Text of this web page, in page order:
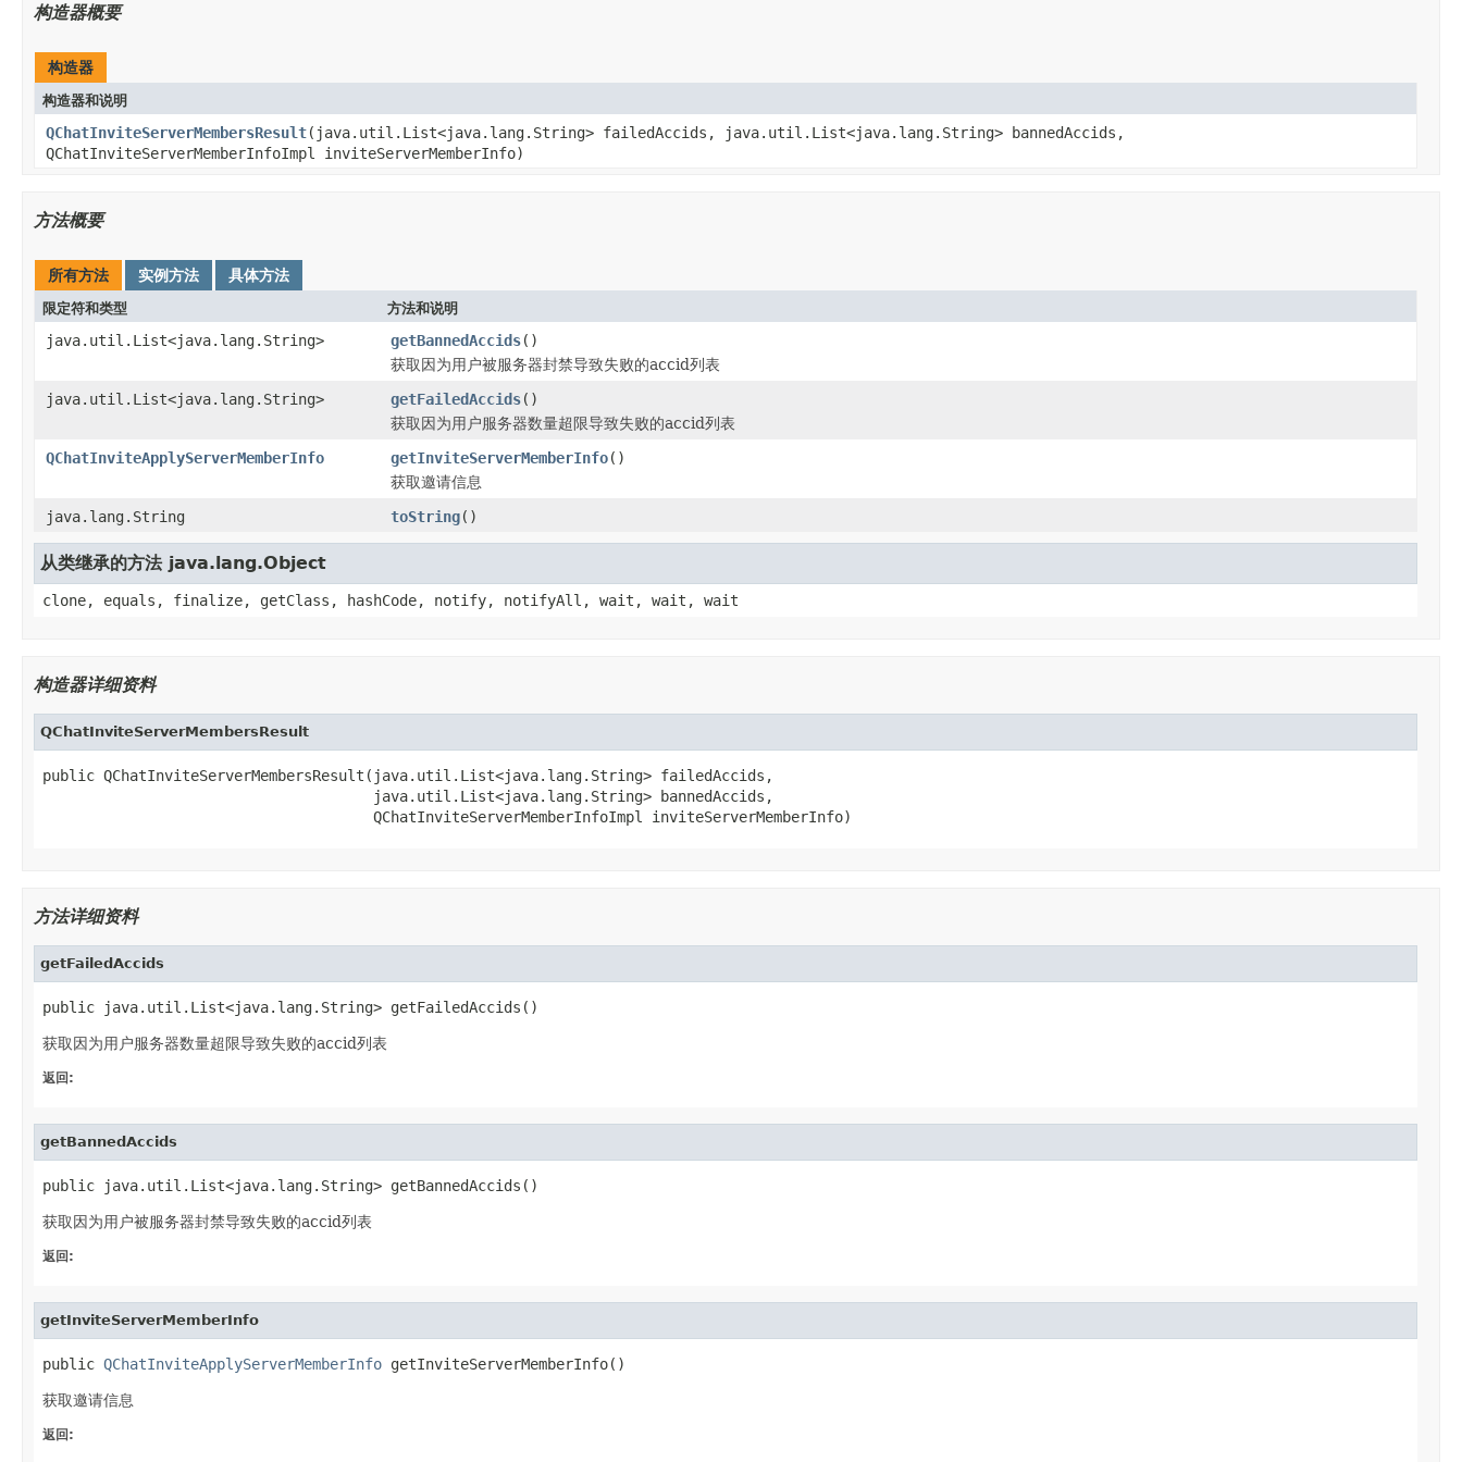
构造器概要
构造器
构造器和说明
QChatInviteServerMembersResult(java.util.List<java.lang.String> failedAccids, java.util.List<java.lang.String> bannedAccids,
QChatInviteServerMemberInfoImpl inviteServerMemberInfo)
方法概要
所有方法 实例方法 具体方法
限定符和类型 方法和说明
java.util.List<java.lang.String> getBannedAccids()
获取因为用户被服务器封禁导致失败的accid列表
java.util.List<java.lang.String>
getFailedAccids()
获取因为用户服务器数量超限导致失败的accid列表
QChatInviteApplyServerMemberInfo
getInviteServerMemberInfo()
获取邀请信息
java.lang.String
toString()
从类继承的方法 java.lang.Object
clone, equals, finalize, getClass, hashCode, notify, notifyAll, wait, wait, wait
构造器详细资料
QChatInviteServerMembersResult
public QChatInviteServerMembersResult(java.util.List<java.lang.String> failedAccids,
                                      java.util.List<java.lang.String> bannedAccids,
                                      QChatInviteServerMemberInfoImpl inviteServerMemberInfo)
方法详细资料
getFailedAccids
public java.util.List<java.lang.String> getFailedAccids()
获取因为用户服务器数量超限导致失败的accid列表
返回:
getBannedAccids
public java.util.List<java.lang.String> getBannedAccids()
获取因为用户被服务器封禁导致失败的accid列表
返回:
getInviteServerMemberInfo
public QChatInviteApplyServerMemberInfo getInviteServerMemberInfo()
获取邀请信息
返回: